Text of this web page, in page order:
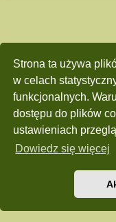
Strona ta używa
w celach
funkcjonalnych.
dostępu do plików
ustawieniach
Dowiedz się więcej